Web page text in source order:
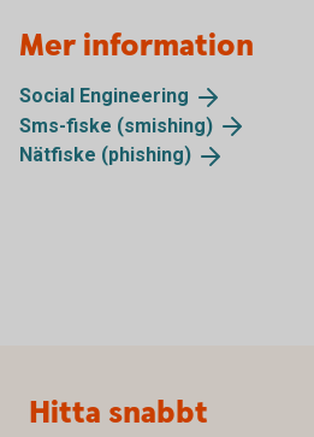
Mer information
Social Engineering
Sms-fiske (smishing)
Nätfiske (phishing)
Sidfot
Hitta snabbt